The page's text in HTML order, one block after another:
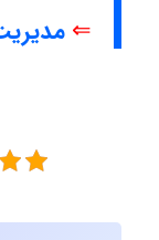
⇐